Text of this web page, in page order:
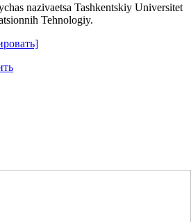
nazivaetsa Tashkentskiy Universitet
Tehnologiy.